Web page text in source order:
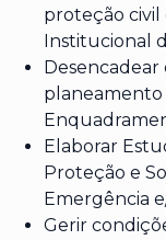
proteção
Institucional
Desencadear
planeamento
Elaborar
Proteção e
Emergência
Gerir